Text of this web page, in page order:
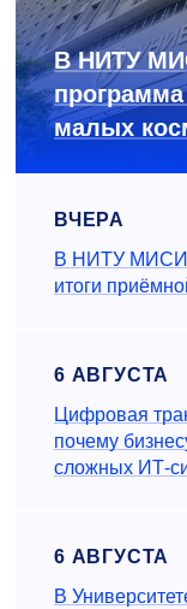
В НИТУ
малых
ВЧЕРА
В НИТУ
итоги
6 АВГУСТА
Цифровая
почему
сложных ИТ-
6 АВГУСТА
В